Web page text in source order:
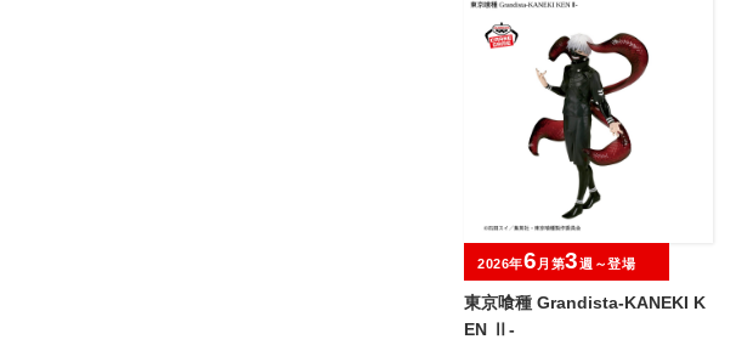
東京喰種 Grandista-KANEKI K
EN Ⅱ-
2026年6 月第3週～登場